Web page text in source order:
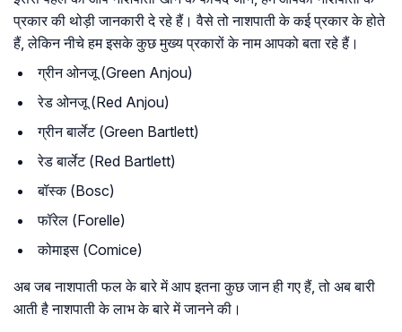
प्रकार की थोड़ी जानकारी दे रहे हैं। वैसे तो नाशपाती के कई प्रकार के होते
हैं, लेकिन नीचे हम इसके कुछ मुख्य प्रकारों के नाम आपको बता रहे हैं।
ग्रीन ओनजू (Green Anjou)
रेड ओनजू (Red Anjou)
ग्रीन बार्लेट (Green Bartlett)
रेड बार्लेट (Red Bartlett)
बॉस्क (Bosc)
फॉरेल (Forelle)
कोमाइस (Comice)
अब जब नाशपाती फल के बारे में आप इतना कुछ जान ही गए हैं, तो अब बारी
आती है नाशपाती के लाभ के बारे में जानने की।